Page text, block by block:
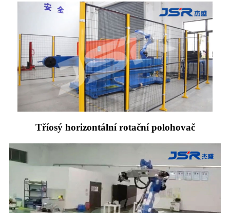
Tříosý horizontální rotační polohovač